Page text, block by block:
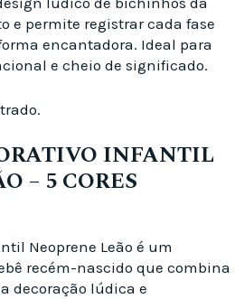
e permite registrar cada fase
encantadora. Ideal para
e cheio de significado.
INFANTIL
– 5 CORES
Neoprene Leão é um
recém-nascido que combina
decoração lúdica e